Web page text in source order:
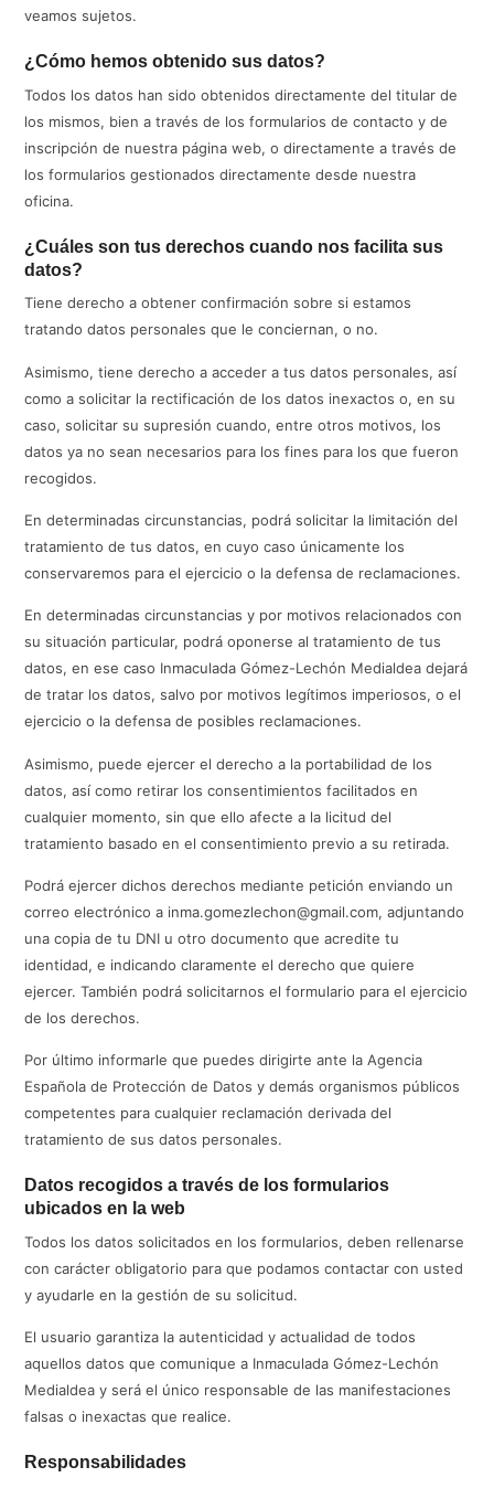
veamos sujetos.
¿Cómo hemos obtenido sus datos?
Todos los datos han sido obtenidos directamente del titular de
los mismos, bien a través de los formularios de contacto y de
inscripción de nuestra página web, o directamente a través de
los formularios gestionados directamente desde nuestra
oficina.
¿Cuáles son tus derechos cuando nos facilita sus
datos?
Tiene derecho a obtener confirmación sobre si estamos
tratando datos personales que le conciernan, o no.
Asimismo, tiene derecho a acceder a tus datos personales, así
como a solicitar la rectificación de los datos inexactos o, en su
caso, solicitar su supresión cuando, entre otros motivos, los
datos ya no sean necesarios para los fines para los que fueron
recogidos.
En determinadas circunstancias, podrá solicitar la limitación del
tratamiento de tus datos, en cuyo caso únicamente los
conservaremos para el ejercicio o la defensa de reclamaciones.
En determinadas circunstancias y por motivos relacionados con
su situación particular, podrá oponerse al tratamiento de tus
datos, en ese caso Inmaculada Gómez-Lechón Medialdea dejará
de tratar los datos, salvo por motivos legítimos imperiosos, o el
ejercicio o la defensa de posibles reclamaciones.
Asimismo, puede ejercer el derecho a la portabilidad de los
datos, así como retirar los consentimientos facilitados en
cualquier momento, sin que ello afecte a la licitud del
tratamiento basado en el consentimiento previo a su retirada.
Podrá ejercer dichos derechos mediante petición enviando un
correo electrónico a inma.gomezlechon@gmail.com, adjuntando
una copia de tu DNI u otro documento que acredite tu
identidad, e indicando claramente el derecho que quiere
ejercer. También podrá solicitarnos el formulario para el ejercicio
de los derechos.
Por último informarle que puedes dirigirte ante la Agencia
Española de Protección de Datos y demás organismos públicos
competentes para cualquier reclamación derivada del
tratamiento de sus datos personales.
Datos recogidos a través de los formularios
ubicados en la web
Todos los datos solicitados en los formularios, deben rellenarse
con carácter obligatorio para que podamos contactar con usted
y ayudarle en la gestión de su solicitud.
El usuario garantiza la autenticidad y actualidad de todos
aquellos datos que comunique a Inmaculada Gómez-Lechón
Medialdea y será el único responsable de las manifestaciones
falsas o inexactas que realice.
Responsabilidades